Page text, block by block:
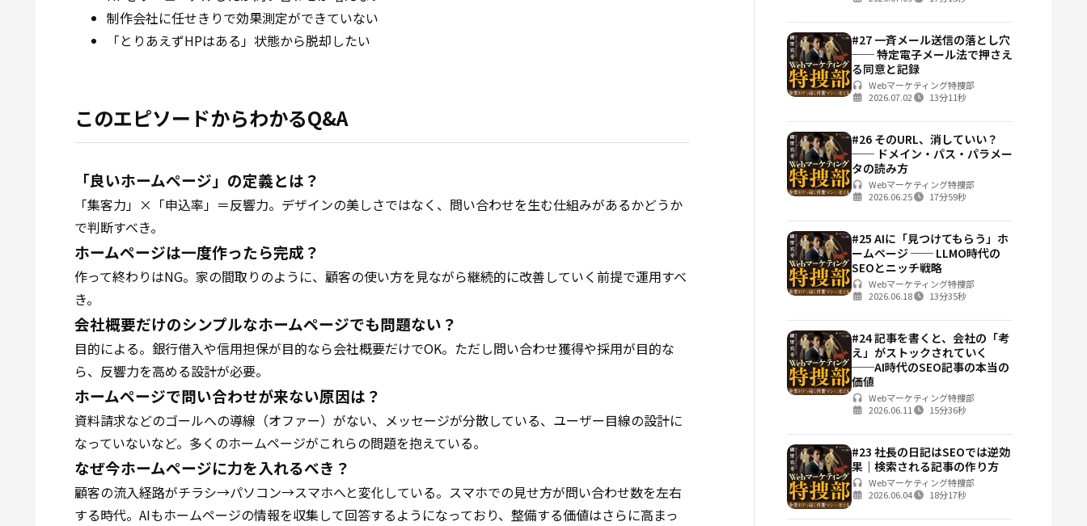
制作会社に任せきりで効果測定ができていない
「とりあえずHPはある」状態から脱却したい
このエピソードからわかるQ&A
「良いホームページ」の定義とは？
「集客力」×「申込率」＝反響力。デザインの美しさではなく、問い合わせを生む仕組みがあるかどうか
で判断すべき。
ホームページは一度作ったら完成？
作って終わりはNG。家の間取りのように、顧客の使い方を見ながら継続的に改善していく前提で運用すべ
き。
会社概要だけのシンプルなホームページでも問題ない？
目的による。銀行借入や信用担保が目的なら会社概要だけでOK。ただし問い合わせ獲得や採用が目的な
ら、反響力を高める設計が必要。
ホームページで問い合わせが来ない原因は？
資料請求などのゴールへの導線（オファー）がない、メッセージが分散している、ユーザー目線の設計に
なっていないなど。多くのホームページがこれらの問題を抱えている。
なぜ今ホームページに力を入れるべき？
顧客の流入経路がチラシ→パソコン→スマホへと変化している。スマホでの見せ方が問い合わせ数を左右
する時代。AIもホームページの情報を収集して回答するようになっており、整備する価値はさらに高まっ
#27 一斉メール送信の落とし穴
── 特定電子メール法で押さえ
る同意と記録
Webマーケティング特捜部
2026.07.02
13分11秒
#26 そのURL、消していい？
── ドメイン・パス・パラメー
タの読み方
Webマーケティング特捜部
2026.06.25
17分59秒
#25 AIに「見つけてもらう」ホ
ームページ ── LLMO時代の
SEOとニッチ戦略
Webマーケティング特捜部
2026.06.18
13分35秒
#24 記事を書くと、会社の「考
え」がストックされていく
──AI時代のSEO記事の本当の
価値
Webマーケティング特捜部
2026.06.11
15分36秒
#23 社長の日記はSEOでは逆効
果｜検索される記事の作り方
Webマーケティング特捜部
2026.06.04
18分17秒